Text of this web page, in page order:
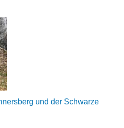
und der Schwarze